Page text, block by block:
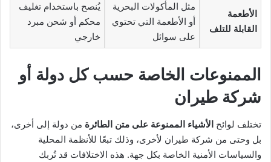
الأطعمة
القابلة للتلف
مثل المأكولات البحرية
أو الأطعمة التي تحتوي
على سوائل
يُنصح باستخدام تغليف
محكم أو شحن مبرد
خارجي
الممنوعات الخاصة حسب كل دولة أو
شركة طيران
تختلف لوائح الأشياء الممنوعة على متن الطائرة من دولة إلى أخرى،
بل وحتى من شركة طيران لأخرى، وذلك تبعًا للأنظمة المحلية
والسياسات الأمنية الخاصة بكل جهة. هذه الاختلافات قد تُربك